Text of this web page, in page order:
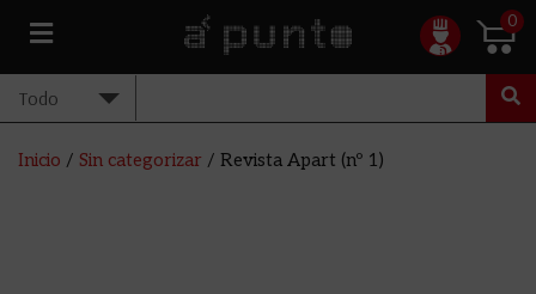
0
Inicio / Sin categorizar / Revista Apart (nº 1)